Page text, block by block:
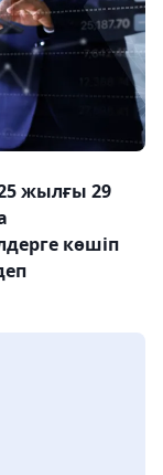
жылғы 29
көшіп